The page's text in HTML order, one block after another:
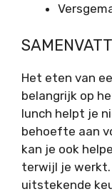
Het eten van
belangrijk op
lunch helpt je
behoefte aan
kan je ook
terwijl je werkt.
uitstekende